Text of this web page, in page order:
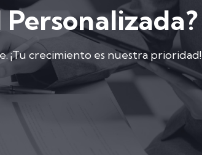
¡Tu crecimiento es nuestra prioridad!